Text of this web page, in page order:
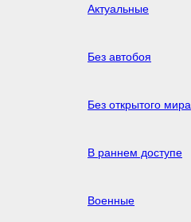
Актуальные
Без автобоя
Без открытого мира
В раннем доступе
Военные